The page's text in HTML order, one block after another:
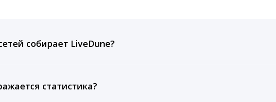
собирает LiveDune?
лучшие посты и присылаем автоматические отчеты с
статистика?